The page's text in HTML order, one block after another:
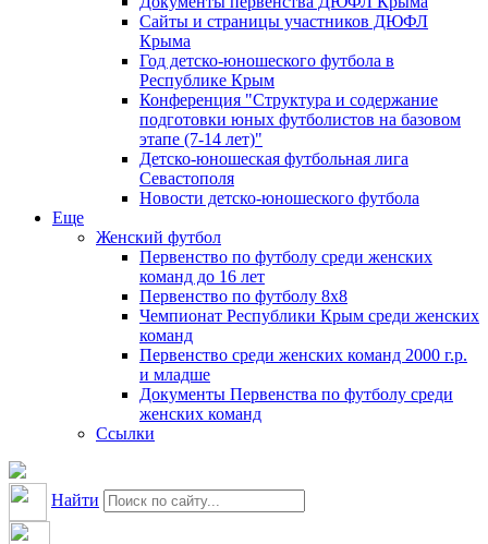
Сайты и страницы участников ДЮФЛ
Крыма
Год детско-юношеского футбола в
Республике Крым
Конференция "Структура и содержание
подготовки юных футболистов на базовом
этапе (7-14 лет)"
Детско-юношеская футбольная лига
Севастополя
Новости детско-юношеского футбола
Еще
Женский футбол
Первенство по футболу среди женских
команд до 16 лет
Первенство по футболу 8х8
Чемпионат Республики Крым среди женских
команд
Первенство среди женских команд 2000 г.р.
и младше
Документы Первенства по футболу среди
женских команд
Ссылки
Найти